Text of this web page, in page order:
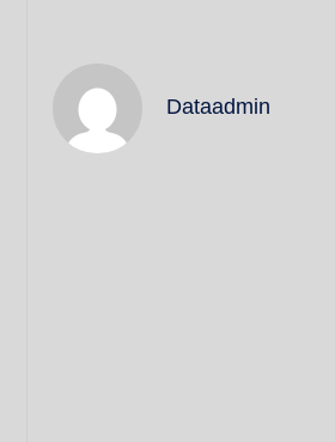
Dataadmin